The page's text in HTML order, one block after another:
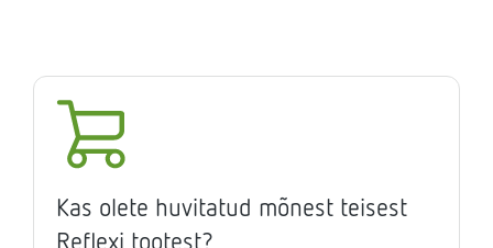
Kas olete huvitatud mõnest teisest
Reflexi tootest?